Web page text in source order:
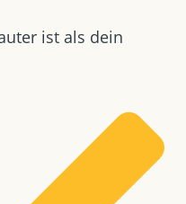
ist als dein